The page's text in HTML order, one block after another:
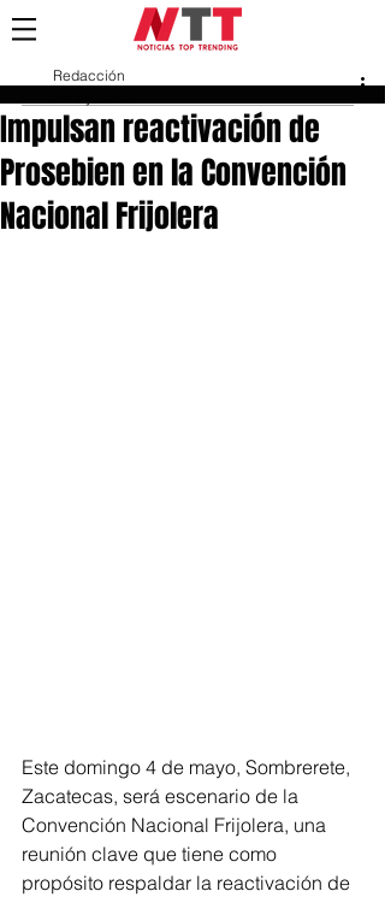
Impulsan reactivación de
Prosebien en la Convención
Nacional Frijolera
Redacción
Este domingo 4 de mayo, Sombrerete,
Zacatecas, será escenario de la
Convención Nacional Frijolera, una
reunión clave que tiene como
propósito respaldar la reactivación de